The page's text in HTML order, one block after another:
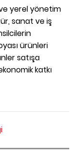
yerel yönetim
sanat ve iş
ürünleri
satışa
katkı